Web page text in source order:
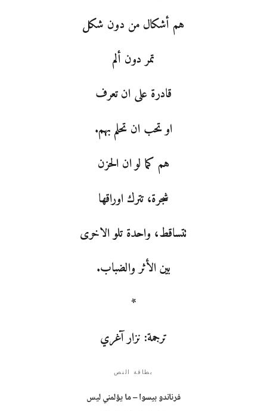
هم أشكال من دون شكل
تمر دون ألم
قادرة على ان تعرف
او تحب ان تحلم بهم.
هم كما لو ان الحزن
شجرة، تترك اوراقها
تتساقط، واحدة تلو الاخرى
بين الأثر والضباب.
*
ترجمة: نزار آغري
بطاقة النص
فرناندو بيسوا – ما يؤلمني ليس